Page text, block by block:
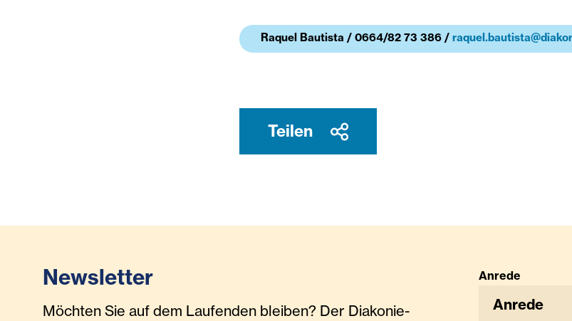
Raquel Bautista / 0664/82 73 386 /
Teilen
Newsletter
Möchten Sie auf dem Laufenden bleiben? Der Diakonie-
Anrede
Anrede